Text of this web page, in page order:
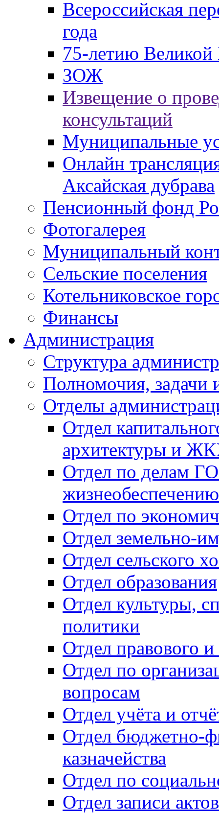
Всероссийская
года
75-летию
ЗОЖ
Извещение о
консультаций
Муниципальные
Онлайн
Аксайская дубрава
Пенсионный фонд
Фотогалерея
Муниципальный
Сельские поселения
Котельниковское
Финансы
Администрация
Структура
Полномочия, задачи
Отделы
Отдел
архитектуры и
Отдел по делам
Отдел по
Отдел земельно-
Отдел сельского
Отдел образования
Отдел культуры,
политики
Отдел правового
Отдел по
вопросам
Отдел учёта и
Отдел бюджетно-
казначейства
Отдел по
Отдел записи